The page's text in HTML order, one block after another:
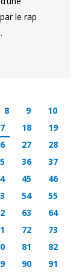
le rap
8 9
10
18
19
27
28
36
37
45
46
54
55
63
64
72
73
81
82
90
91